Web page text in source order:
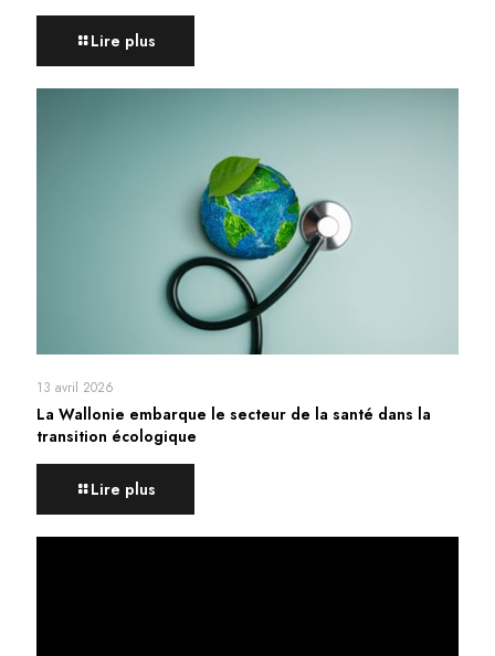
Lire plus
13 avril 2026
La Wallonie embarque le secteur de la santé dans la
transition écologique
Lire plus